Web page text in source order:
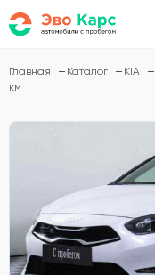
Главная Каталог KIA
км